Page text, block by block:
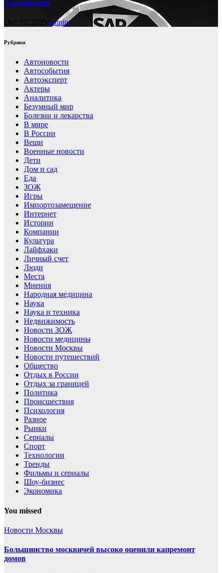
вдохновения
Окт 17, 2025 admin
Рубрики
Автоновости
Автособытия
Автоэксперт
Актеры
Аналитика
Безумный мир
Болезни и лекарства
В мире
В России
Вещи
Военные новости
Дети
Дом и сад
Еда
ЗОЖ
Игры
Импортозамещение
Интернет
Истории
Компании
Культура
Лайфхаки
Личный счет
Люди
Места
Мнения
Народная медицина
Наука
Наука и техника
Недвижимость
Новости ЗОЖ
Новости медицины
Новости Москвы
Новости путешествий
Общество
Отдых в России
Отдых за границей
Политика
Происшествия
Психология
Разное
Рынки
Сериалы
Спорт
Технологии
Тренды
Фильмы и сериалы
Шоу-бизнес
Экономика
You missed
Новости Москвы
Большинство москвичей высоко оценили капремонт
домов